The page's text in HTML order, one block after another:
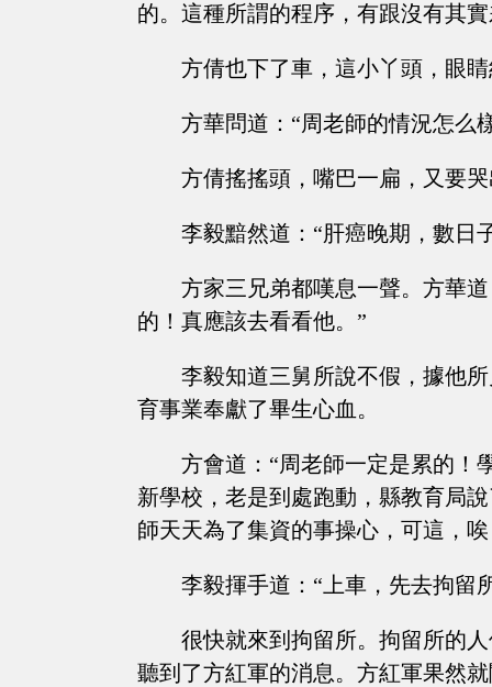
的。這種所謂的程序，有跟沒有其
方倩也下了車，這小丫頭，眼
方華問道：“周老師的情況怎么
方倩搖搖頭，嘴巴一扁，又要
李毅黯然道：“肝癌晚期，數日
方家三兄弟都嘆息一聲。方華
的！真應該去看看他。”
李毅知道三舅所說不假，據他
育事業奉獻了畢生心血。
方會道：“周老師一定是累的！
新學校，老是到處跑動，縣教育局
師天天為了集資的事操心，可這，
李毅揮手道：“上車，先去拘留
很快就來到拘留所。拘留所的
聽到了方紅軍的消息。方紅軍果然